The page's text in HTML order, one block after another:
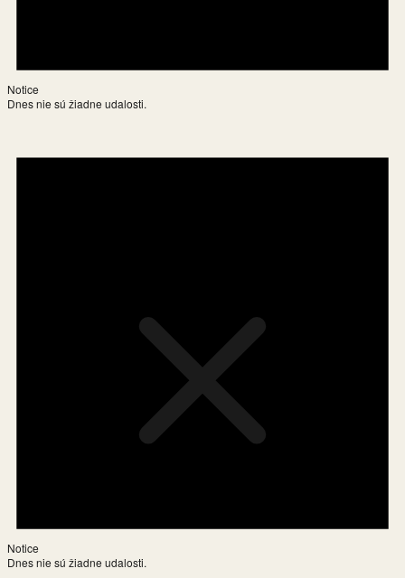
Notice
Dnes nie sú žiadne udalosti.
Notice
Dnes nie sú žiadne udalosti.